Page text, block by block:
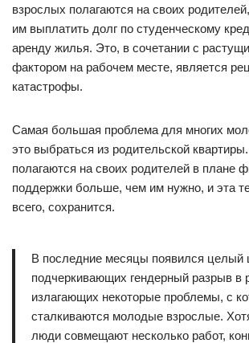
взрослых полагаются на своих
им выплатить долг по студенческому
аренду жилья. Это, в сочетании с
фактором на рабочем месте, является
катастрофы.
Самая большая проблема для многих
это выбраться из родительской
полагаются на своих родителей в плане
поддержки больше, чем им нужно, и эта
всего, сохранится.
В последние месяцы появился целый
подчеркивающих гендерный разрыв в
излагающих некоторые проблемы, с
сталкиваются молодые взрослые.
люди совмещают несколько работ,